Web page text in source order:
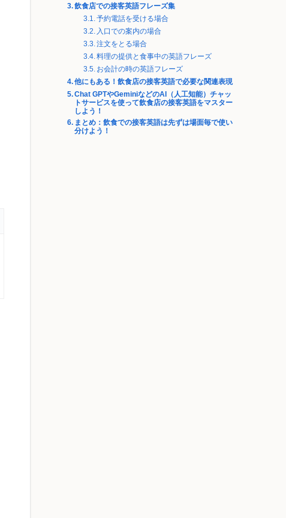
飲食店での接客英語フレーズ集
予約電話を受ける場合
入口での案内の場合
注文をとる場合
料理の提供と食事中の英語フレーズ
お会計の時の英語フレーズ
他にもある！飲食店の接客英語で必要な関連表現
Chat GPTやGeminiなどのAI（人工知能）チャッ
トサービスを使って飲食店の接客英語をマスター
しよう！
まとめ：飲食での接客英語は先ずは場面毎で使い
分けよう！